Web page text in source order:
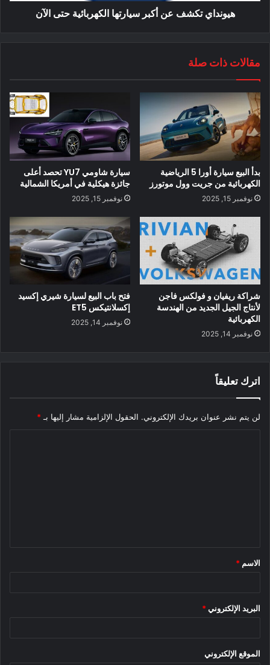
هيونداي تكشف عن أكبر سيارتها الكهربائية حتى الآن
مقالات ذات صلة
بدأ البيع سيارة أورا 5 الرياضية
الكهربائية من جريت وول موتورز
نوفمبر 15, 2025
سيارة شاومي YU7 تحصد أعلى
جائزة هيكلية في أمريكا الشمالية
نوفمبر 15, 2025
شراكة ريفيان و فولكس فاجن
لأنتاج الجيل الجديد من الهندسة
الكهربائية
نوفمبر 14, 2025
فتح باب البيع لسيارة شيري إكسيد
إكسلانتيكس ET5
نوفمبر 14, 2025
اترك تعليقاً
لن يتم نشر عنوان بريدك الإلكتروني. الحقول الإلزامية مشار إليها بـ *
*
الاسم *
البريد الإلكتروني *
الموقع الإلكتروني